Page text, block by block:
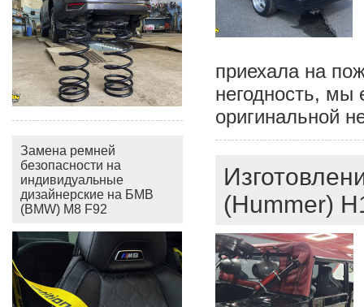
Замена ремней
безопасности на
индивидуальные
дизайнерские на БМВ
(BMW) M8 F92
приехала на
негодность, мы
оригинальной
(Hummer)